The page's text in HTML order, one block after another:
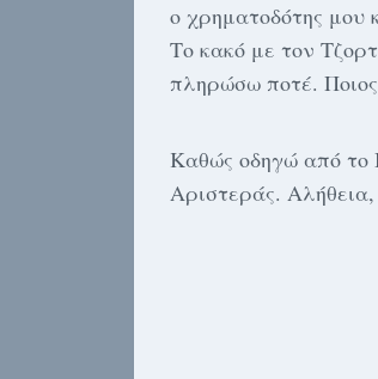
ο χρηματοδότης μου
Το κακό με τον
πληρώσω ποτέ. Ποιος
Καθώς οδηγώ από το
Αριστεράς.